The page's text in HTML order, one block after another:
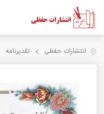
انتشارات حفظی تقدیرنامه